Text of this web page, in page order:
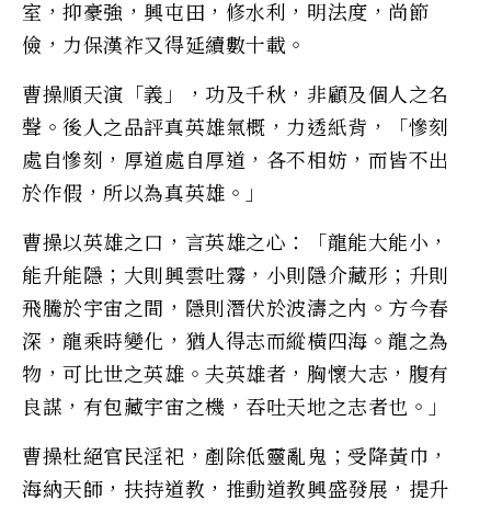
室，抑豪強，興屯田，修水利，明法度，尚節
儉，力保漢祚又得延續數十載。
曹操順天演「義」，功及千秋，非顧及個人之名
聲。後人之品評真英雄氣概，力透紙背，「慘刻
處自慘刻，厚道處自厚道，各不相妨，而皆不出
於作假，所以為真英雄。」
曹操以英雄之口，言英雄之心：「龍能大能小，
能升能隱；大則興雲吐霧，小則隱介藏形；升則
飛騰於宇宙之間，隱則潛伏於波濤之內。方今春
深，龍乘時變化，猶人得志而縱橫四海。龍之為
物，可比世之英雄。夫英雄者，胸懷大志，腹有
良謀，有包藏宇宙之機，吞吐天地之志者也。」
曹操杜絕官民淫祀，剷除低靈亂鬼；受降黃巾，
海納天師，扶持道教，推動道教興盛發展，提升